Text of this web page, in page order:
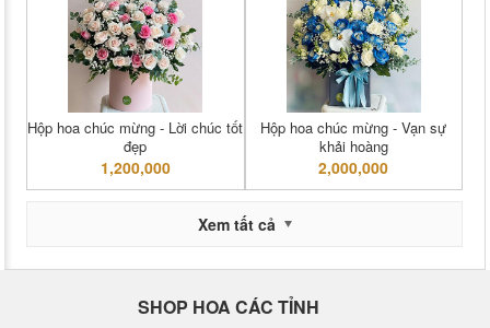
Hộp hoa chúc mừng - Lời chúc tốt
đẹp
1,200,000
Hộp hoa chúc mừng - Vạn sự
khải hoàng
2,000,000
Xem tất cả
SHOP HOA CÁC TỈNH